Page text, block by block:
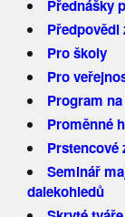
Přednášky
Pro školy
Pro
Program
Proměnné
Prstencové
Seminář
dalekohledů